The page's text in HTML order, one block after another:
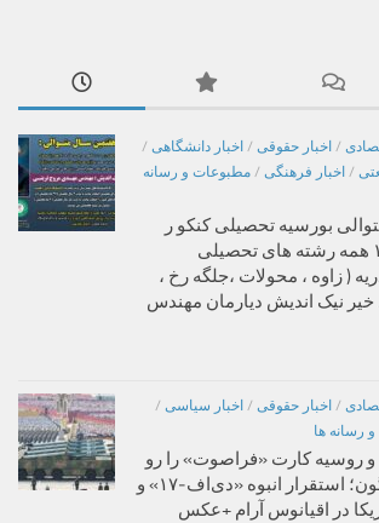
/ اخبار حقوقی / اخبار دانشگاهی /
/ اخبار فرهنگی / مطبوعات و رسانه
بورسیه تحصیلی کنکو ر
سراسری سال ۱۴۰۵ همه رشته های تحصیلی
( زاوه ، محولات ،جلگه رخ ،
نیک اندیش دیارمان مهندس
/ اخبار حقوقی / اخبار سیاسی /
رسانه ها
و روسیه کارت «فراصوت» را رو
کرد/ وحشت در پنتاگون؛ استقرار انبوه «دی‌اف‑۱۷» و
در اقیانوس آرام +عکس